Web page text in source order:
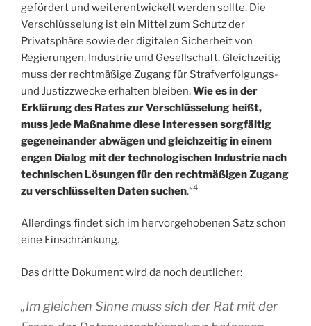
gefördert und weiterentwickelt werden sollte. Die
Verschlüsselung ist ein Mittel zum Schutz der
Privatsphäre sowie der digitalen Sicherheit von
Regierungen, Industrie und Gesellschaft. Gleichzeitig
muss der rechtmäßige Zugang für Strafverfolgungs-
und Justizzwecke erhalten bleiben.Wie es in der
Erklärung des Rates zur Verschlüsselung heißt,
muss jede Maßnahme diese Interessen sorgfältig
gegeneinander abwägen und gleichzeitig in einem
engen Dialog mit der technologischen Industrie nach
technischen Lösungen für den rechtmäßigen Zugang
zu verschlüsselten Daten suchen.“4
Allerdings findet sich im hervorgehobenen Satz schon
eine Einschränkung.
Das dritte Dokument wird da noch deutlicher:
„Im gleichen Sinne muss sich der Rat mit der